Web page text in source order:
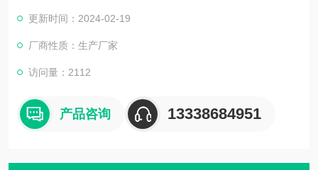
更新时间：2024-02-19
厂商性质：生产厂家
访问量：2112
产品咨询 13338684951